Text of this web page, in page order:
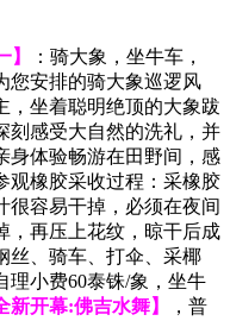
】
：骑大象，坐牛车，
您安排的骑大象巡逻风
，坐着聪明绝顶的大象跋
刻感受大自然的洗礼，并
身体验畅游在田野间，感
观橡胶采收过程：采橡胶
很容易干掉，必须在夜间
，再压上花纹，晾干后成
丝、骑车、打伞、采椰
理小费60泰铢/象，坐牛
新开幕:佛吉水舞】
，普